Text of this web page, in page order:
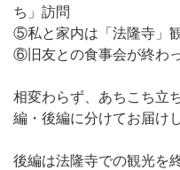
ち」訪問
⑤私と家内は「法隆寺」
⑥旧友との食事会が終わ
相変わらず、あちこち立
編・後編に分けてお届け
後編は法隆寺での観光を